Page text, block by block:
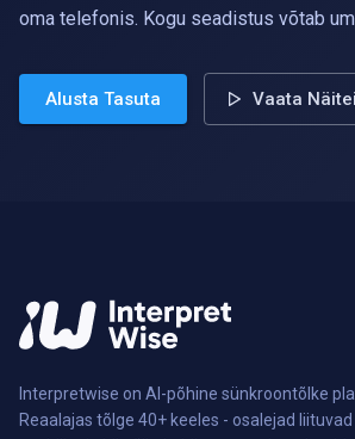
oma telefonis. Kogu seadistus võtab
Alusta Tasuta Vaata
Interpretwise on AI-põhine sünkroontõlke
Reaalajas tõlge 40+ keeles - osalejad liituvad